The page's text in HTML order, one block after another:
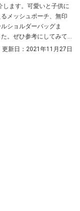
ます。可愛いと子供に
メッシュポーチ、無印
ショルダーバッグま
。ぜひ参考にしてみて
更新日： 2021年11月27日